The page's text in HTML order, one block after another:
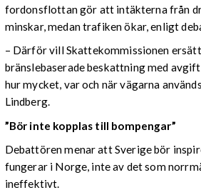
fordonsflottan gör att intäkterna från
minskar, medan trafiken ökar, enligt
– Därför vill Skattekommissionen
bränslebaserade beskattning med
hur mycket, var och när vägarna
Lindberg.
”Bör inte kopplas till bompengar”
Debattören menar att Sverige bör
fungerar i Norge, inte av det som
ineffektivt.